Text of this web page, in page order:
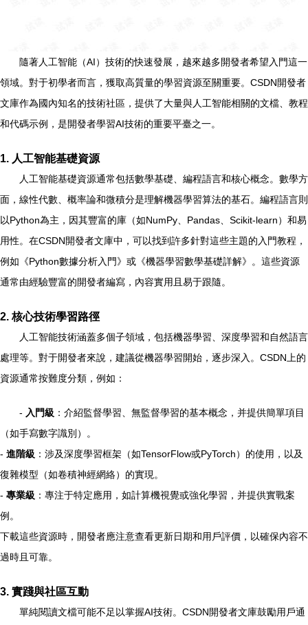
隨著人工智能（AI）技術的快速發展，越來越多開發者希望入門這一
領域。對于初學者而言，獲取高質量的學習資源至關重要。CSDN開發者
文庫作為國內知名的技術社區，提供了大量與人工智能相關的文檔、教程
和代碼示例，是開發者學習AI技術的重要平臺之一。
1. 人工智能基礎資源
人工智能基礎資源通常包括數學基礎、編程語言和核心概念。數學方
面，線性代數、概率論和微積分是理解機器學習算法的基石。編程語言則
以Python為主，因其豐富的庫（如NumPy、Pandas、Scikit-learn）和易
用性。在CSDN開發者文庫中，可以找到許多針對這些主題的入門教程，
例如《Python數據分析入門》或《機器學習數學基礎詳解》。這些資源
通常由經驗豐富的開發者編寫，內容實用且易于跟隨。
2. 核心技術學習路徑
人工智能技術涵蓋多個子領域，包括機器學習、深度學習和自然語言
處理等。對于開發者來說，建議從機器學習開始，逐步深入。CSDN上的
資源通常按難度分類，例如：
- 入門級 ：介紹監督學習、無監督學習的基本概念，并提供簡單項目
（如手寫數字識別）。
- 進階級 ：涉及深度學習框架（如TensorFlow或PyTorch）的使用，以及
復雜模型（如卷積神經網絡）的實現。
- 專業級 ：專注于特定應用，如計算機視覺或強化學習，并提供實戰案
例。
下載這些資源時，開發者應注意查看更新日期和用戶評價，以確保內容不
過時且可靠。
3. 實踐與社區互動
單純閱讀文檔可能不足以掌握AI技術。CSDN開發者文庫鼓勵用戶通